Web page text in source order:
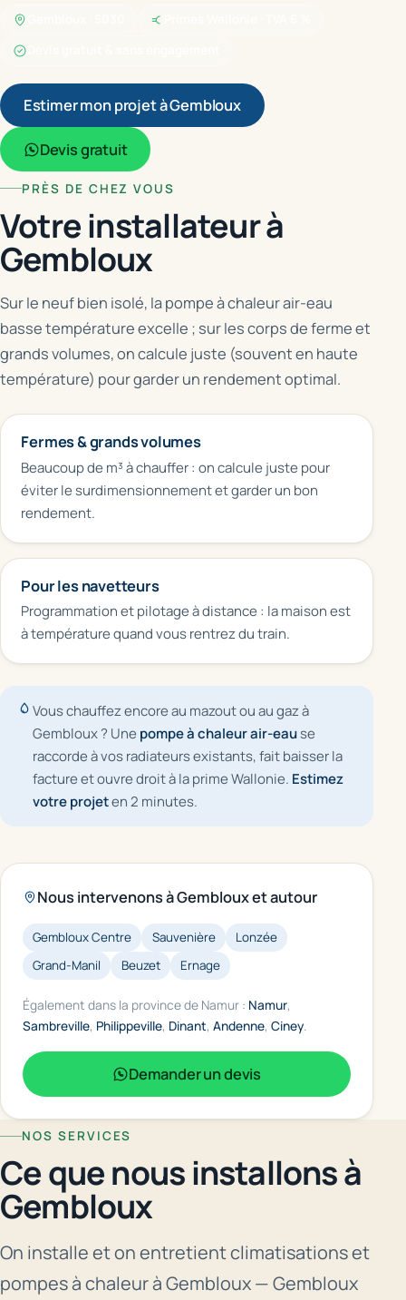
Estimer mon projet à Gembloux
Devis gratuit
PRÈS DE CHEZ VOUS
Votre installateur à
Gembloux
Sur le neuf bien isolé, la pompe à chaleur air-eau
basse température excelle ; sur les corps de ferme et
grands volumes, on calcule juste (souvent en haute
température) pour garder un rendement optimal.
Fermes & grands volumes
Beaucoup de m³ à chauffer : on calcule juste pour
éviter le surdimensionnement et garder un bon
rendement.
Pour les navetteurs
Programmation et pilotage à distance : la maison est
à température quand vous rentrez du train.
Vous chauffez encore au mazout ou au gaz à
Gembloux ? Une pompe à chaleur air-eause
raccorde à vos radiateurs existants, fait baisser la
facture et ouvre droit à la prime Wallonie. Estimez
votre projeten 2 minutes.
Nous intervenons à Gembloux et autour
Gembloux Centre Sauvenière
Lonzée
Grand-Manil
Beuzet Ernage
Également dans la province de Namur : Namur,
Sambreville, Philippeville, Dinant, Andenne, Ciney
Demander un devis
NOS SERVICES
Ce que nous installons à
Gembloux
On installe et on entretient climatisations et
pompes à chaleur à Gembloux — Gembloux